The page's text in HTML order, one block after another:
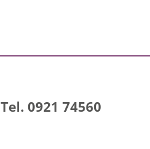
Tel. 0921 74560